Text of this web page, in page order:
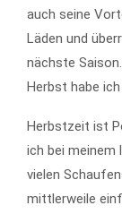
auch seine
Läden und
nächste
Herbst habe
Herbstzeit ist
ich bei meinem
vielen
mittlerweile